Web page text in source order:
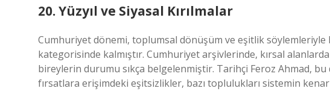
20. Yüzyıl ve Siyasal Kırılmalar
Cumhuriyet dönemi, toplumsal dönüşüm ve eşitlik söylemleriyle
kategorisinde kalmıştır. Cumhuriyet arşivlerinde, kırsal
bireylerin durumu sıkça belgelenmiştir. Tarihçi Feroz Ahmad,
fırsatlara erişimdeki eşitsizlikler, bazı toplulukları sistemin